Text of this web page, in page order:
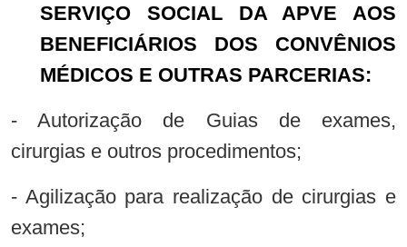
SERVIÇO SOCIAL DA APVE AOS
BENEFICIÁRIOS DOS CONVÊNIOS
MÉDICOS E OUTRAS PARCERIAS:
- Autorização de Guias de exames,
cirurgias e outros procedimentos;
- Agilização para realização de cirurgias e
exames;